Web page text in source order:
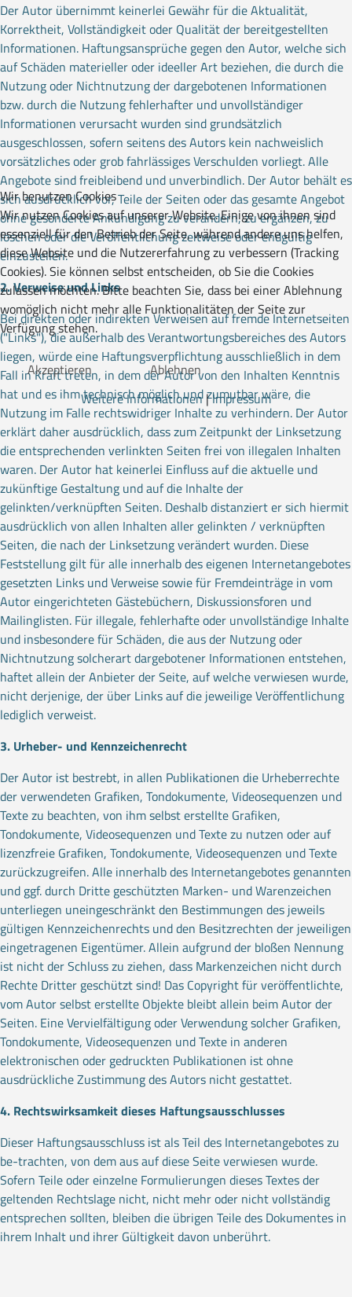
Der Autor übernimmt keinerlei Gewähr für die Aktualität,
Korrektheit, Vollständigkeit oder Qualität der bereitgestellten
Informationen. Haftungsansprüche gegen den Autor, welche sich
auf Schäden materieller oder ideeller Art beziehen, die durch die
Nutzung oder Nichtnutzung der dargebotenen Informationen
bzw. durch die Nutzung fehlerhafter und unvollständiger
Informationen verursacht wurden sind grundsätzlich
ausgeschlossen, sofern seitens des Autors kein nachweislich
vorsätzliches oder grob fahrlässiges Verschulden vorliegt. Alle
Angebote sind freibleibend und unverbindlich. Der Autor behält es
sich ausdrücklich vor, Teile der Seiten oder das gesamte Angebot
ohne gesonderte Ankündigung zu verändern, zu ergänzen, zu
löschen oder die Veröffentlichung zeitweise oder endgültig
einzustellen.
2. Verweise und Links
Bei direkten oder indirekten Verweisen auf fremde Internetseiten
("Links"), die außerhalb des Verantwortungsbereiches des Autors
liegen, würde eine Haftungsverpflichtung ausschließlich in dem
Fall in Kraft treten, in dem der Autor von den Inhalten Kenntnis
hat und es ihm technisch möglich und zumutbar wäre, die
Nutzung im Falle rechtswidriger Inhalte zu verhindern. Der Autor
erklärt daher ausdrücklich, dass zum Zeitpunkt der Linksetzung
die entsprechenden verlinkten Seiten frei von illegalen Inhalten
waren. Der Autor hat keinerlei Einfluss auf die aktuelle und
zukünftige Gestaltung und auf die Inhalte der
gelinkten/verknüpften Seiten. Deshalb distanziert er sich hiermit
ausdrücklich von allen Inhalten aller gelinkten / verknüpften
Seiten, die nach der Linksetzung verändert wurden. Diese
Feststellung gilt für alle innerhalb des eigenen Internetangebotes
gesetzten Links und Verweise sowie für Fremdeinträge in vom
Autor eingerichteten Gästebüchern, Diskussionsforen und
Mailinglisten. Für illegale, fehlerhafte oder unvollständige Inhalte
und insbesondere für Schäden, die aus der Nutzung oder
Nichtnutzung solcherart dargebotener Informationen entstehen,
haftet allein der Anbieter der Seite, auf welche verwiesen wurde,
nicht derjenige, der über Links auf die jeweilige Veröffentlichung
lediglich verweist.
3. Urheber- und Kennzeichenrecht
Der Autor ist bestrebt, in allen Publikationen die Urheberrechte
der verwendeten Grafiken, Tondokumente, Videosequenzen und
Texte zu beachten, von ihm selbst erstellte Grafiken,
Tondokumente, Videosequenzen und Texte zu nutzen oder auf
lizenzfreie Grafiken, Tondokumente, Videosequenzen und Texte
zurückzugreifen. Alle innerhalb des Internetangebotes genannten
und ggf. durch Dritte geschützten Marken- und Warenzeichen
unterliegen uneingeschränkt den Bestimmungen des jeweils
gültigen Kennzeichenrechts und den Besitzrechten der jeweiligen
eingetragenen Eigentümer. Allein aufgrund der bloßen Nennung
ist nicht der Schluss zu ziehen, dass Markenzeichen nicht durch
Rechte Dritter geschützt sind! Das Copyright für veröffentlichte,
vom Autor selbst erstellte Objekte bleibt allein beim Autor der
Seiten. Eine Vervielfältigung oder Verwendung solcher Grafiken,
Tondokumente, Videosequenzen und Texte in anderen
elektronischen oder gedruckten Publikationen ist ohne
ausdrückliche Zustimmung des Autors nicht gestattet.
4. Rechtswirksamkeit dieses Haftungsausschlusses
Dieser Haftungsausschluss ist als Teil des Internetangebotes zu
be-trachten, von dem aus auf diese Seite verwiesen wurde.
Sofern Teile oder einzelne Formulierungen dieses Textes der
geltenden Rechtslage nicht, nicht mehr oder nicht vollständig
entsprechen sollten, bleiben die übrigen Teile des Dokumentes in
ihrem Inhalt und ihrer Gültigkeit davon unberührt.
Wir benutzen Cookies
Wir nutzen Cookies auf unserer Website. Einige von ihnen sind
essenziell für den Betrieb der Seite, während andere uns helfen,
diese Website und die Nutzererfahrung zu verbessern (Tracking
Cookies). Sie können selbst entscheiden, ob Sie die Cookies
zulassen möchten. Bitte beachten Sie, dass bei einer Ablehnung
womöglich nicht mehr alle Funktionalitäten der Seite zur
Verfügung stehen.
Akzeptieren
Ablehnen
Weitere Informationen|Impressum